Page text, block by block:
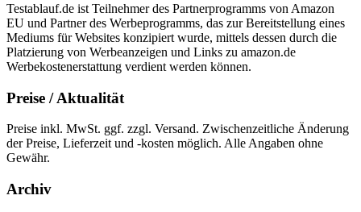
Testablauf.de ist Teilnehmer des Partnerprogramms von Amazon
EU und Partner des Werbeprogramms, das zur Bereitstellung eines
Mediums für Websites konzipiert wurde, mittels dessen durch die
Platzierung von Werbeanzeigen und Links zu amazon.de
Werbekostenerstattung verdient werden können.
Preise / Aktualität
Preise inkl. MwSt. ggf. zzgl. Versand. Zwischenzeitliche Änderung
der Preise, Lieferzeit und -kosten möglich. Alle Angaben ohne
Gewähr.
Archiv